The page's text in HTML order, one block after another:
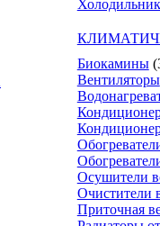
Биокамины
Вентиляторы
Осушители
Очистители
Приточная